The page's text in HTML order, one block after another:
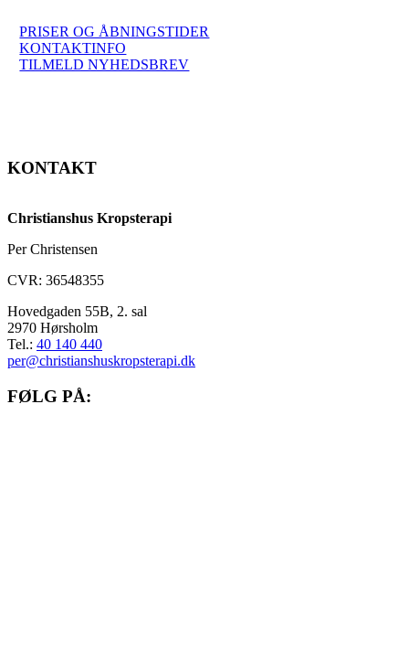
bedømmelser
PRISER OG ÅBNINGSTIDER
KONTAKTINFO
TILMELD NYHEDSBREV
KONTAKT
Christianshus Kropsterapi
Per Christensen
CVR: 36548355
Hovedgaden 55B, 2. sal
2970 Hørsholm
Tel.: 40 140 440
per@christianshuskropsterapi.dk
FØLG PÅ: